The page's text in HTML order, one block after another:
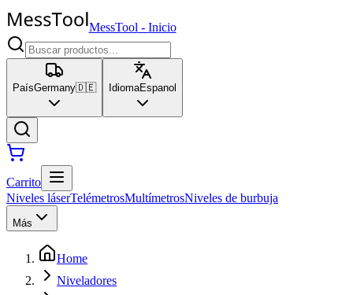
MessTool - Inicio
PaísGermany🇩🇪 IdiomaEspanol
Carrito
Niveles láserTelémetrosMultímetrosNiveles de burbuja
Más
Home
Niveladores